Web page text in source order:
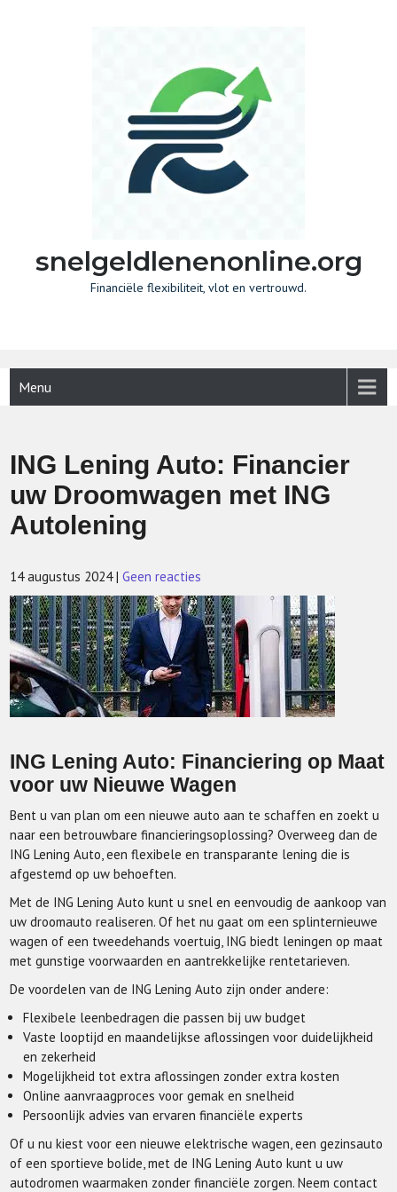
snelgeldlenenonline.org
Financiële flexibiliteit, vlot en vertrouwd.
Menu
ING Lening Auto: Financier
uw Droomwagen met ING
Autolening
14 augustus 2024 |Geen reacties
ING Lening Auto: Financiering op Maat
voor uw Nieuwe Wagen
Bent u van plan om een nieuwe auto aan te schaffen en zoekt u
naar een betrouwbare financieringsoplossing? Overweeg dan de
ING Lening Auto, een flexibele en transparante lening die is
afgestemd op uw behoeften.
Met de ING Lening Auto kunt u snel en eenvoudig de aankoop van
uw droomauto realiseren. Of het nu gaat om een splinternieuwe
wagen of een tweedehands voertuig, ING biedt leningen op maat
met gunstige voorwaarden en aantrekkelijke rentetarieven.
De voordelen van de ING Lening Auto zijn onder andere:
Flexibele leenbedragen die passen bij uw budget
Vaste looptijd en maandelijkse aflossingen voor duidelijkheid
en zekerheid
Mogelijkheid tot extra aflossingen zonder extra kosten
Online aanvraagproces voor gemak en snelheid
Persoonlijk advies van ervaren financiële experts
Of u nu kiest voor een nieuwe elektrische wagen, een gezinsauto
of een sportieve bolide, met de ING Lening Auto kunt u uw
autodromen waarmaken zonder financiële zorgen. Neem contact